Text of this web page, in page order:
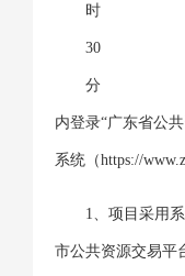
时
30
分
内登录“广东省公
系统（https://
1、项目采用
市公共资源交易平